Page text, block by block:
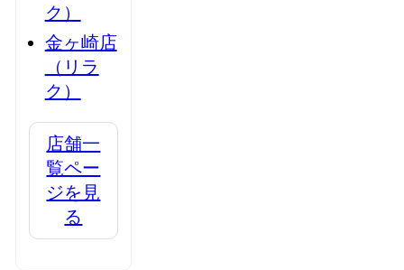
ク）
金ヶ崎店
（リラ
ク）
店舗一
覧ペー
ジを見
る